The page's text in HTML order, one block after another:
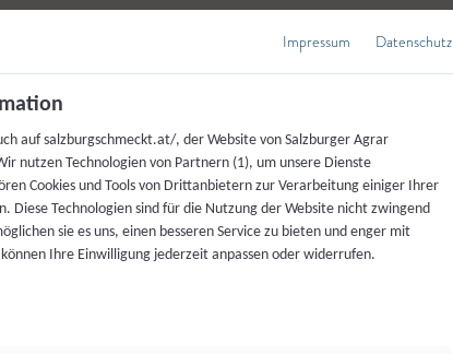
Impressum Datenschutz
auf salzburgschmeckt.at/, der Website von Salzburger Agrar
nutzen Technologien von Partnern (1), um unsere Dienste
Cookies und Tools von Drittanbietern zur Verarbeitung einiger Ihrer
Diese Technologien sind für die Nutzung der Website nicht zwingend
sie es uns, einen besseren Service zu bieten und enger mit
Ihre Einwilligung jederzeit anpassen oder widerrufen.